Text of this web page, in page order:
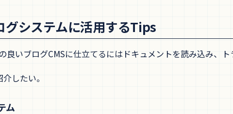
システムに活用するTips
良いブログCMSに仕立てるにはドキュメントを読み込み、ト
したい。
ム